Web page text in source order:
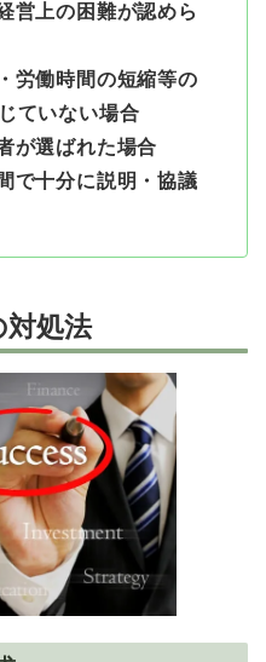
営上の困難が認めら
労働時間の短縮等の
ていない場合
が選ばれた場合
で十分に説明・協議
処法